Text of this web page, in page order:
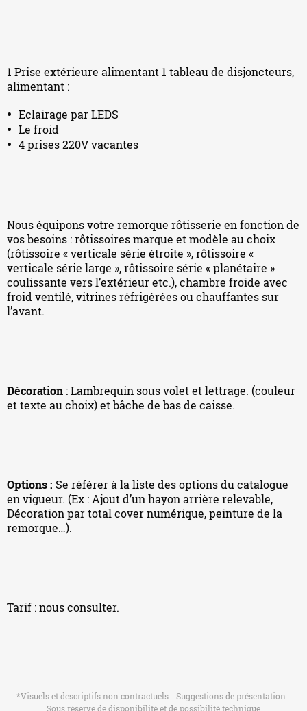
1 Prise extérieure alimentant 1 tableau de disjoncteurs,
alimentant :
Eclairage par LEDS
Le froid
4 prises 220V vacantes
Nous équipons votre remorque rôtisserie en fonction de
vos besoins : rôtissoires marque et modèle au choix
(rôtissoire « verticale série étroite », rôtissoire «
verticale série large », rôtissoire série « planétaire »
coulissante vers l’extérieur etc.), chambre froide avec
froid ventilé, vitrines réfrigérées ou chauffantes sur
l’avant.
Décoration : Lambrequin sous volet et lettrage. (couleur
et texte au choix) et bâche de bas de caisse.
Options : Se référer à la liste des options du catalogue
en vigueur. (Ex : Ajout d’un hayon arrière relevable,
Décoration par total cover numérique, peinture de la
remorque…).
Tarif : nous consulter.
*Visuels et descriptifs non contractuels - Suggestions de présentation -
Sous réserve de disponibilité et de possibilité technique